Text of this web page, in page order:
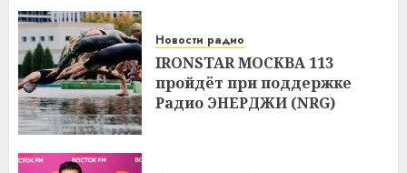
Новости радио
IRONSTAR МОСКВА 113
пройдёт при поддержке
Радио ЭНЕРДЖИ (NRG)